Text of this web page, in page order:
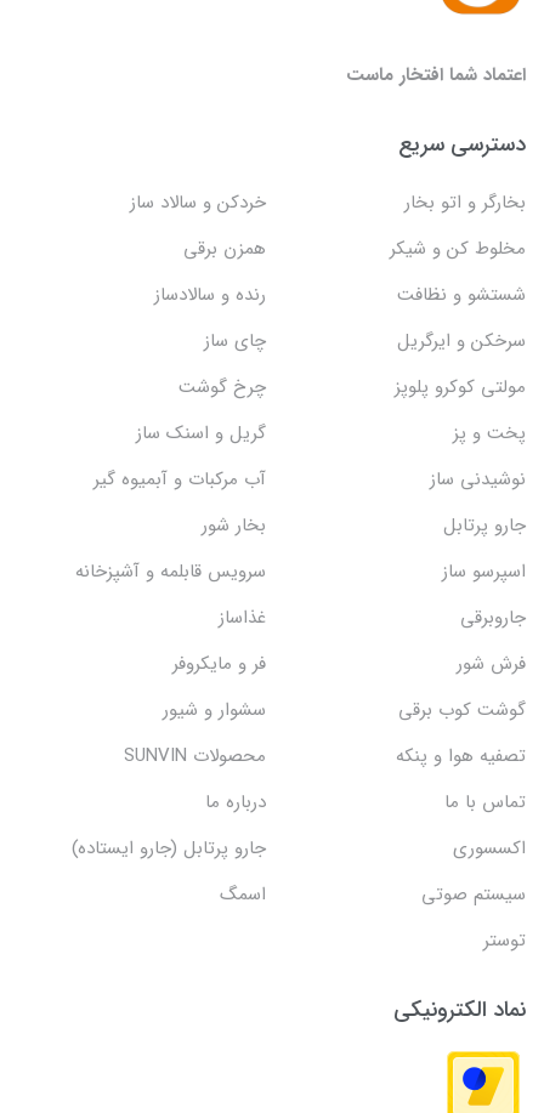
اعتماد شما افتخار ماست
دسترسی سریع
بخارگر و اتو بخار
خردکن و سالاد ساز
مخلوط کن و شیکر
همزن برقی
شستشو و نظافت
رنده و سالادساز
سرخکن و ایرگریل
چای ساز
مولتی کوکرو پلوپز
چرخ گوشت
پخت و پز
گریل و اسنک‌ ساز
نوشیدنی ساز
آب مرکبات و آبمیوه گیر
جارو پرتابل
بخار شور
اسپرسو ساز
سرویس قابلمه و آشپزخانه
جاروبرقی
غذاساز
فرش شور
فر و مایکروفر
گوشت کوب برقی
سشوار و شیور
تصفیه هوا و پنکه
محصولات SUNVIN
تماس با ما
درباره ما
اکسسوری
جارو پرتابل (جارو ایستاده)
سیستم صوتی
اسمگ
توستر
نماد الکترونیکی